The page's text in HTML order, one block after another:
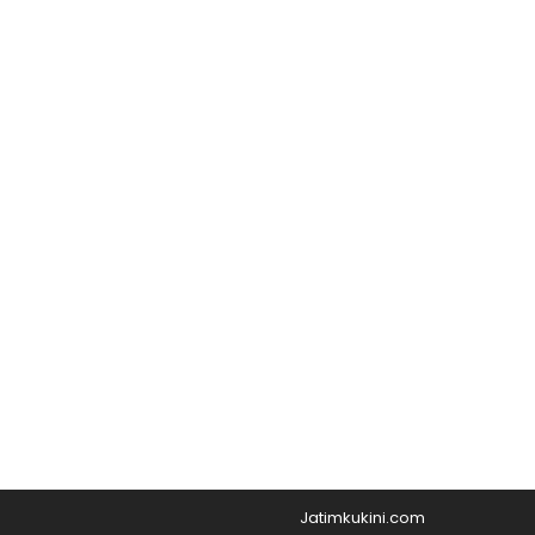
Jatimkukini.com